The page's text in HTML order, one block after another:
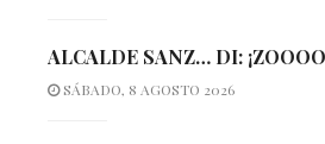
ALCALDE SANZ… DI:
SÁBADO, 8 AGOSTO 2026